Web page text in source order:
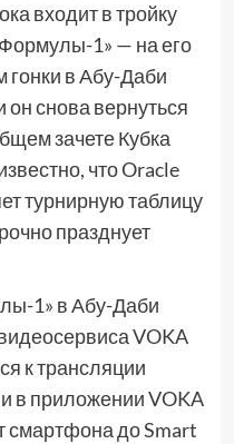
входит в тройку
1» — на его
гонки в Абу-Даби
он снова вернуться
зачете Кубка
что Oracle
турнирную таблицу
празднует
1» в Абу-Даби
VOKA
к трансляции
в приложении VOKA
смартфона до Smart